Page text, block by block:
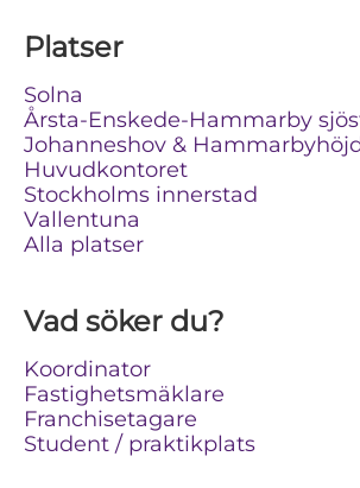
Platser
Solna
Årsta-Enskede-Hammarby
Johanneshov &
Huvudkontoret
Stockholms innerstad
Vallentuna
Alla platser
Vad söker du?
Koordinator
Fastighetsmäklare
Franchisetagare
Student / praktikplats